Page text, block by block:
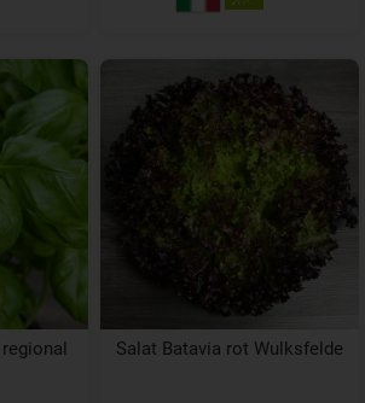
Salat Batavia rot Wulksfelde